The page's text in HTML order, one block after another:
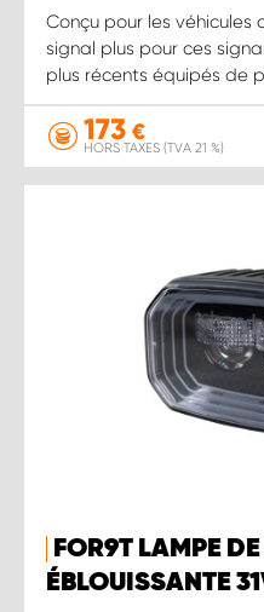
Conçu pour les véhicules
signal plus pour ces
plus récents équipés de
173 €
HORS TAXES (TVA 21 %)
FOR9T LAMPE
ÉBLOUISSANTE